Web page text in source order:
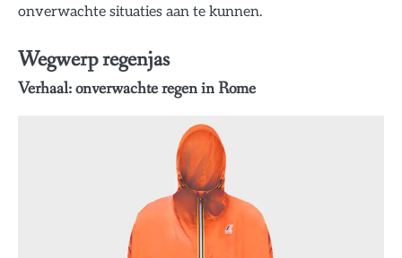
onverwachte situaties aan te kunnen.
Wegwerp regenjas
Verhaal: onverwachte regen in Rome